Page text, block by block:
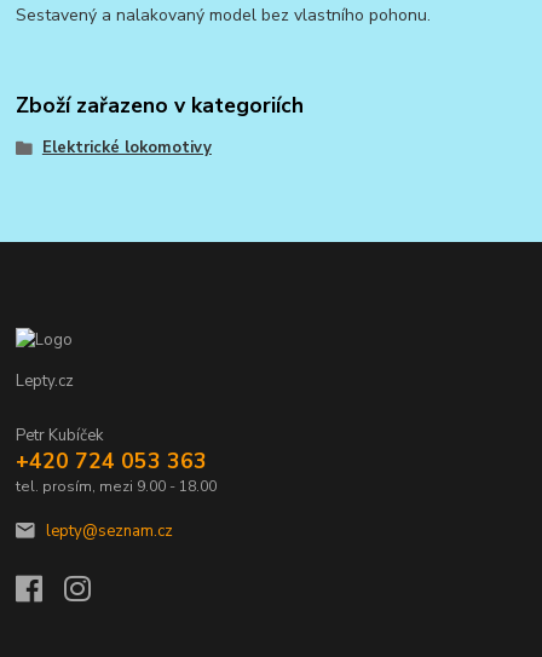
Sestavený a nalakovaný model bez vlastního pohonu.
Zboží zařazeno v kategoriích
Elektrické lokomotivy
Lepty.cz
Petr Kubíček
+420 724 053 363
tel. prosím, mezi 9.00 - 18.00
lepty@seznam.cz